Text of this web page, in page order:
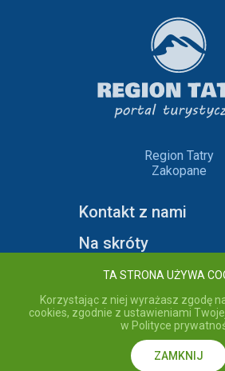
Region Tatry
Zakopane
Kontakt z nami
Na skróty
Informacje
copyright © 2020 Region Tatry -
Przebywając na stronie akceptujesz
Region Tatry
TA STRONA UŻYWA
Korzystając z niej wyrażasz zgodę
cookies, zgodnie z ustawieniami
w Polityce